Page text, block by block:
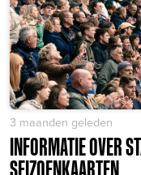
3 maanden geleden
INFORMATIE OVER
SEIZOENKAARTEN